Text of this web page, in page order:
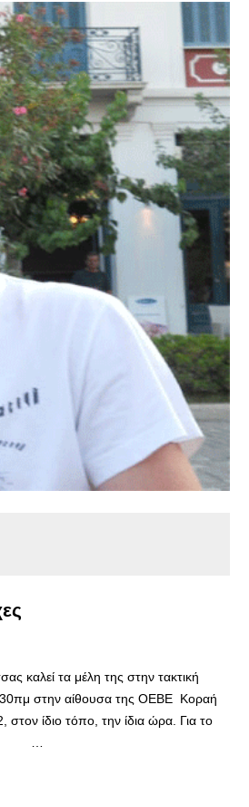
καλεί τα μέλη της στην τακτική
στην αίθουσα της ΟΕΒΕ Κοραή
ίδιο τόπο, την ίδια ώρα. Για το
…